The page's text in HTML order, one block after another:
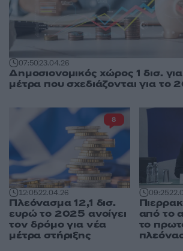
07:5023.04.26
Δημοσιονομικός χώρος 1 δισ.
μέτρα που σχεδιάζονται για το
12:0522.04.26
Πλεόνασμα 12,1 δισ.
ευρώ το 2025 ανοίγει
τον δρόμο για νέα
μέτρα στήριξης
8
09:25
από το
το